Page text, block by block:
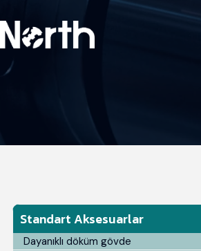
Standart Aksesuarlar
Dayanıklı döküm gövde